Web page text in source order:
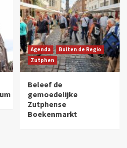
Agenda
Buiten de Regio
Zutphen
Beleef de
gemoedelijke
Zutphense
Boekenmarkt